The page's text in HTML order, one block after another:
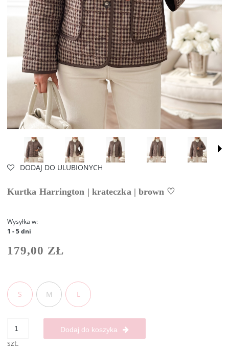
DODAJ DO ULUBIONYCH
Kurtka Harrington | krateczka | brown ♡
Wysyłka w:
1 - 5 dni
179,00 ZŁ
S M L
szt.
Dodaj do koszyka